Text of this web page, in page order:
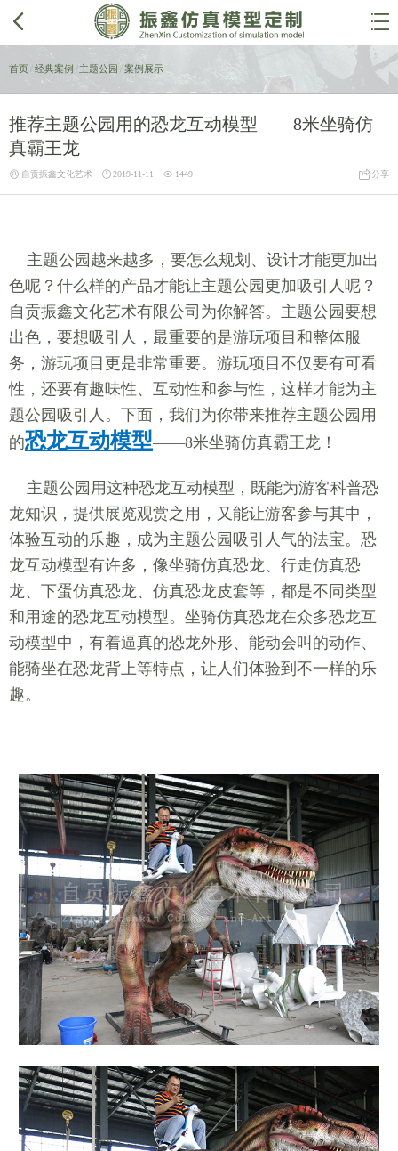
 
首页 经典案例 /主题公园 / 案例展示
推荐主题公园用的恐龙互动模型——8米坐骑仿
真霸王龙
 自贡振鑫文化艺术  2019-11-11  1449 分享
主题公园越来越多，要怎么规划、设计才能更加出
色呢？什么样的产品才能让主题公园更加吸引人呢？
自贡振鑫文化艺术有限公司为你解答。主题公园要想
出色，要想吸引人，最重要的是游玩项目和整体服
务，游玩项目更是非常重要。游玩项目不仅要有可看
性，还要有趣味性、互动性和参与性，这样才能为主
题公园吸引人。下面，我们为你带来推荐主题公园用
的恐龙互动模型——8米坐骑仿真霸王龙！
主题公园用这种恐龙互动模型，既能为游客科普恐
龙知识，提供展览观赏之用，又能让游客参与其中，
体验互动的乐趣，成为主题公园吸引人气的法宝。恐
龙互动模型有许多，像坐骑仿真恐龙、行走仿真恐
龙、下蛋仿真恐龙、仿真恐龙皮套等，都是不同类型
和用途的恐龙互动模型。坐骑仿真恐龙在众多恐龙互
动模型中，有着逼真的恐龙外形、能动会叫的动作、
能骑坐在恐龙背上等特点，让人们体验到不一样的乐
趣。